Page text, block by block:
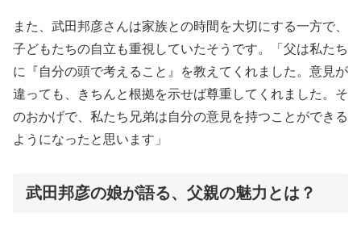
また、武田邦彦さんは家族との時間を大切にする一方で、
子どもたちの自立も重視していたそうです。「父は私たち
に『自分の頭で考えること』を教えてくれました。意見が
違っても、きちんと根拠を示せば尊重してくれました。そ
のおかげで、私たち兄弟は自分の意見を持つことができる
ようになったと思います」
武田邦彦の娘が語る、父親の魅力とは？